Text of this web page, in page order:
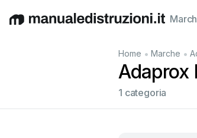
EnglishDeutschEspañol Italiano Français
Home • Marche •
Adaprox
1 categoria